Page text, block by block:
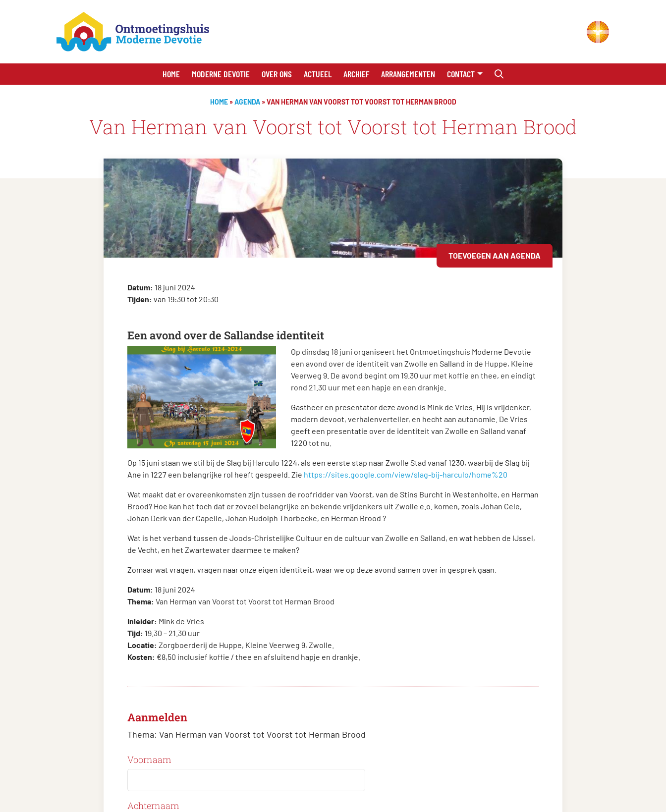
HOME MODERNE DEVOTIE OVER ONS ACTUEEL ARCHIEF ARRANGEMENTEN CONTACT
HOME»AGENDA»VAN HERMAN VAN VOORST TOT VOORST TOT HERMAN BROOD
Van Herman van Voorst tot Voorst tot Herman Brood
TOEVOEGEN AAN AGENDA
Datum: 18 juni 2024
Tijden: van 19:30 tot 20:30
Een avond over de Sallandse identiteit
Op dinsdag 18 juni organiseert het Ontmoetingshuis Moderne Devotie
een avond over de identiteit van Zwolle en Salland in de Huppe, Kleine
Veerweg 9. De avond begint om 19.30 uur met koffie en thee, en eindigt
rond 21.30 uur met een hapje en een drankje.
Gastheer en presentator deze avond is Mink de Vries. Hij is vrijdenker,
modern devoot, verhalenverteller, en hecht aan autonomie. De Vries
geeft een presentatie over de identiteit van Zwolle en Salland vanaf
1220 tot nu.
Op 15 juni staan we stil bij de Slag bij Harculo 1224, als een eerste stap naar Zwolle Stad vanaf 1230, waarbij de Slag bij
Ane in 1227 een belangrijke rol heeft gespeeld. Zie https://sites.google.com/view/slag-bij-harculo/home%20
Wat maakt dat er overeenkomsten zijn tussen de roofridder van Voorst, van de Stins Burcht in Westenholte, en Herman
Brood? Hoe kan het toch dat er zoveel belangrijke en bekende vrijdenkers uit Zwolle e.o. komen, zoals Johan Cele,
Johan Derk van der Capelle, Johan Rudolph Thorbecke, en Herman Brood ?
Wat is het verband tussen de Joods-Christelijke Cultuur en de cultuur van Zwolle en Salland, en wat hebben de IJssel,
de Vecht, en het Zwartewater daarmee te maken?
Zomaar wat vragen, vragen naar onze eigen identiteit, waar we op deze avond samen over in gesprek gaan.
Datum: 18 juni 2024
Thema: Van Herman van Voorst tot Voorst tot Herman Brood
Inleider: Mink de Vries
Tijd: 19.30 – 21.30 uur
Locatie: Zorgboerderij de Huppe, Kleine Veerweg 9, Zwolle.
Kosten: €8,50 inclusief koffie / thee en afsluitend hapje en drankje.
Aanmelden
Thema: Van Herman van Voorst tot Voorst tot Herman Brood
Voornaam
Achternaam